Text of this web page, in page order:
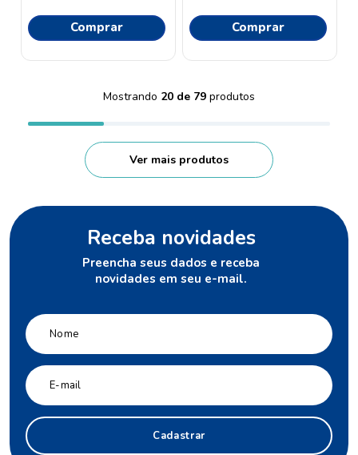
Comprar Comprar
Mostrando 20 de 79
Receba novidades
Preencha seus dados e receba
novidades em seu e-mail.
Cadastrar